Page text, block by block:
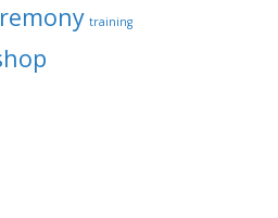
training